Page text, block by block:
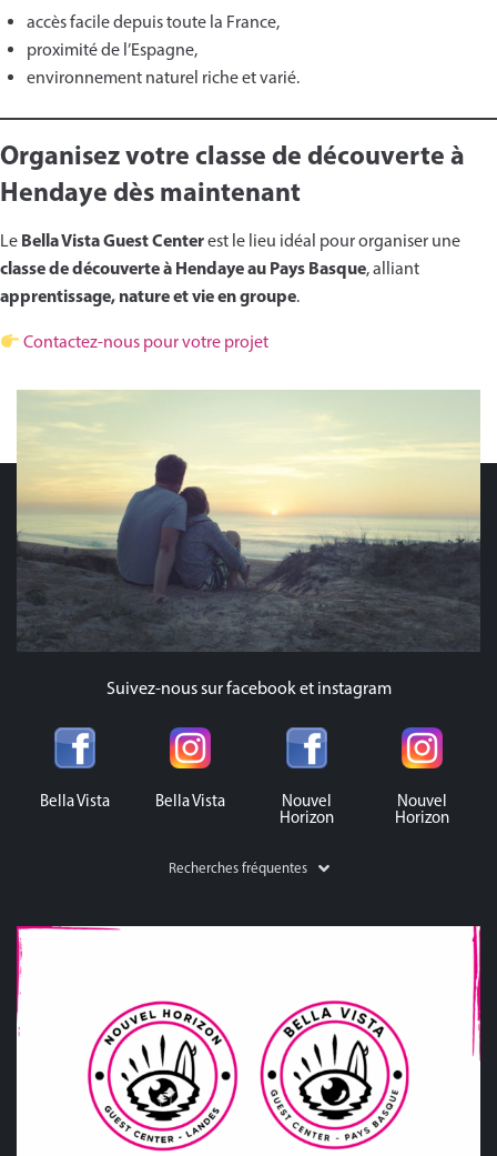
accès facile depuis toute la France,
proximité de l’Espagne,
environnement naturel riche et varié.
Organisez votre classe de découverte à
Hendaye dès maintenant
Le Bella Vista Guest Centerest le lieu idéal pour organiser une
classe de découverte à Hendaye au Pays Basque, alliant
apprentissage, nature et vie en groupe.
Contactez-nous pour votre projet
Suivez-nous sur facebook et instagram
Bella Vista Bella Vista
Nouvel
Horizon
Nouvel
Horizon
Recherches fréquentes